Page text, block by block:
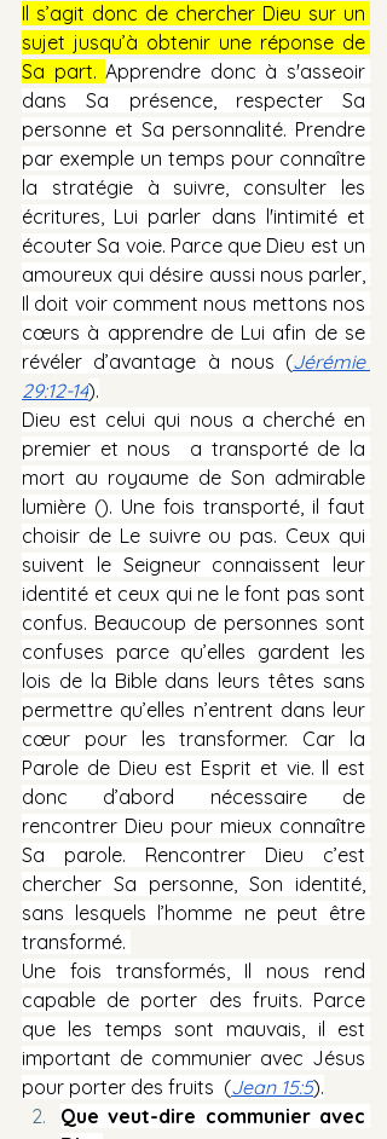
Il s’agit donc de chercher Dieu sur un
sujet jusqu’à obtenir une réponse de
Sa part. Apprendre donc à s'asseoir
dans Sa présence, respecter Sa
personne et Sa personnalité. Prendre
par exemple un temps pour connaître
la stratégie à suivre, consulter les
écritures, Lui parler dans l'intimité et
écouter Sa voie. Parce que Dieu est un
amoureux qui désire aussi nous parler,
Il doit voir comment nous mettons nos
cœurs à apprendre de Lui afin de se
révéler d’avantage à nous (Jérémie
29:12-14).
Dieu est celui qui nous a cherché en
premier et nous  a transporté de la
mort au royaume de Son admirable
lumière (). Une fois transporté, il faut
choisir de Le suivre ou pas. Ceux qui
suivent le Seigneur connaissent leur
identité et ceux qui ne le font pas sont
confus. Beaucoup de personnes sont
confuses parce qu’elles gardent les
lois de la Bible dans leurs têtes sans
permettre qu’elles n’entrent dans leur
cœur pour les transformer. Car la
Parole de Dieu est Esprit et vie. Il est
donc d’abord nécessaire de
rencontrer Dieu pour mieux connaître
Sa parole. Rencontrer Dieu c’est
chercher Sa personne, Son identité,
sans lesquels l’homme ne peut être
transformé.
Une fois transformés, Il nous rend
capable de porter des fruits. Parce
que les temps sont mauvais, il est
important de communier avec Jésus
pour porter des fruits  (Jean 15:5).
Que veut-dire communier avec